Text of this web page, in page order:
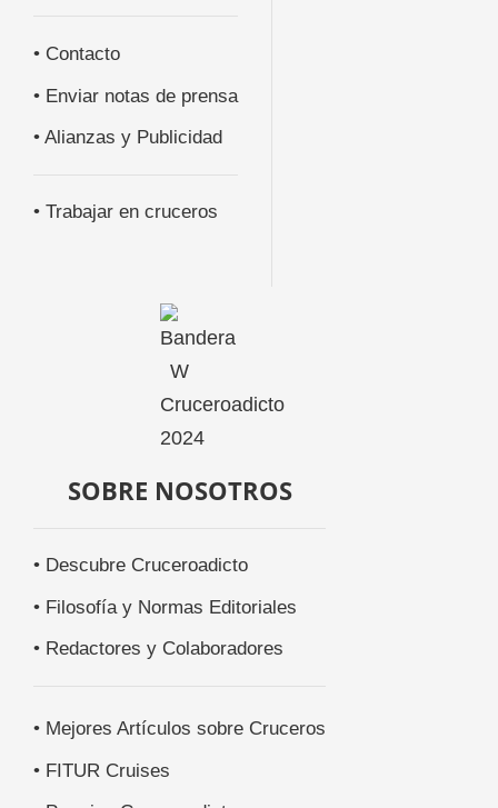
• Contacto
• Enviar notas de prensa
• Alianzas y Publicidad
• Trabajar en cruceros
SOBRE NOSOTROS
• Descubre Cruceroadicto
• Filosofía y Normas Editoriales
• Redactores y Colaboradores
• Mejores Artículos sobre Cruceros
• FITUR Cruises